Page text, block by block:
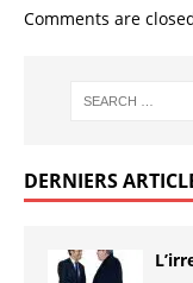
Comments are
DERNIERS